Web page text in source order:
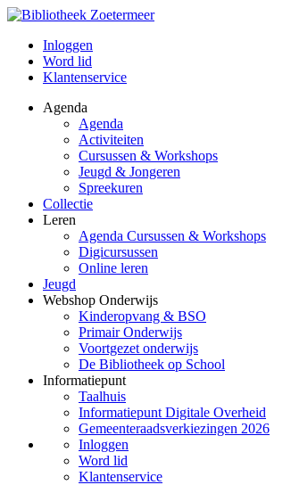
Inloggen
Word lid
Klantenservice
Agenda
Agenda
Activiteiten
Cursussen & Workshops
Jeugd & Jongeren
Spreekuren
Collectie
Leren
Agenda Cursussen & Workshops
Digicursussen
Online leren
Jeugd
Webshop Onderwijs
Kinderopvang & BSO
Primair Onderwijs
Voortgezet onderwijs
De Bibliotheek op School
Informatiepunt
Taalhuis
Informatiepunt Digitale Overheid
Gemeenteraadsverkiezingen 2026
Inloggen
Word lid
Klantenservice